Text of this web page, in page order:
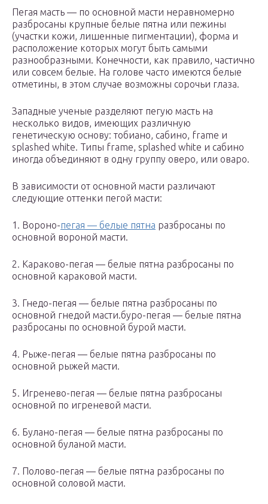
Пегая масть — по основной масти неравномерно
разбросаны крупные белые пятна или пежины
(участки кожи, лишенные пигментации), форма и
расположение которых могут быть самыми
разнообразными. Конечности, как правило, частично
или совсем белые. На голове часто имеются белые
отметины, в этом случае возможны сорочьи глаза.
Западные ученые разделяют пегую масть на
несколько видов, имеющих различную
генетическую основу: тобиано, сабино, frame и
splashed white. Типы frame, splashed white и сабино
иногда объединяют в одну группу оверо, или оваро.
В зависимости от основной масти различают
следующие оттенки пегой масти:
1. Вороно-пегая — белые пятна разбросаны по
основной вороной масти.
2. Караково-пегая — белые пятна разбросаны по
основной караковой масти.
3. Гнедо-пегая — белые пятна разбросаны по
основной гнедой масти.буро-пегая — белые пятна
разбросаны по основной бурой масти.
4. Рыже-пегая — белые пятна разбросаны по
основной рыжей масти.
5. Игренево-пегая — белые пятна разбросаны
основной по игреневой масти.
6. Булано-пегая — белые пятна разбросаны по
основной буланой масти.
7. Полово-пегая — белые пятна разбросаны по
основной соловой масти.